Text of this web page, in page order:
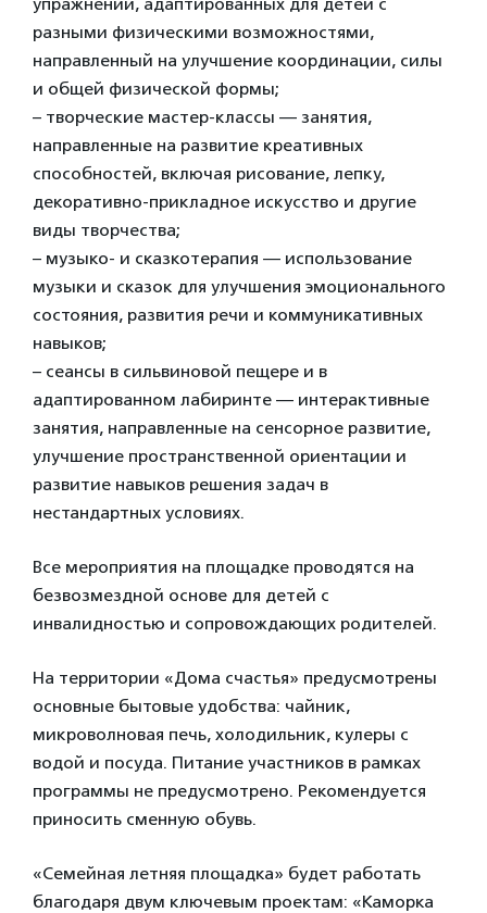
разными физическими возможностями,
направленный на улучшение координации, силы
и общей физической формы;
– творческие мастер-классы — занятия,
направленные на развитие креативных
способностей, включая рисование, лепку,
декоративно-прикладное искусство и другие
виды творчества;
– музыко- и сказкотерапия — использование
музыки и сказок для улучшения эмоционального
состояния, развития речи и коммуникативных
навыков;
– сеансы в сильвиновой пещере и в
адаптированном лабиринте — интерактивные
занятия, направленные на сенсорное развитие,
улучшение пространственной ориентации и
развитие навыков решения задач в
нестандартных условиях.
Все мероприятия на площадке проводятся на
безвозмездной основе для детей с
инвалидностью и сопровождающих родителей.
На территории «Дома счастья» предусмотрены
основные бытовые удобства: чайник,
микроволновая печь, холодильник, кулеры с
водой и посуда. Питание участников в рамках
программы не предусмотрено. Рекомендуется
приносить сменную обувь.
«Семейная летняя площадка» будет работать
благодаря двум ключевым проектам: «Каморка